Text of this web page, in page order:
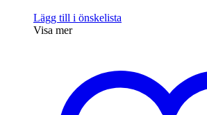
Lägg till i önskelista
Visa mer